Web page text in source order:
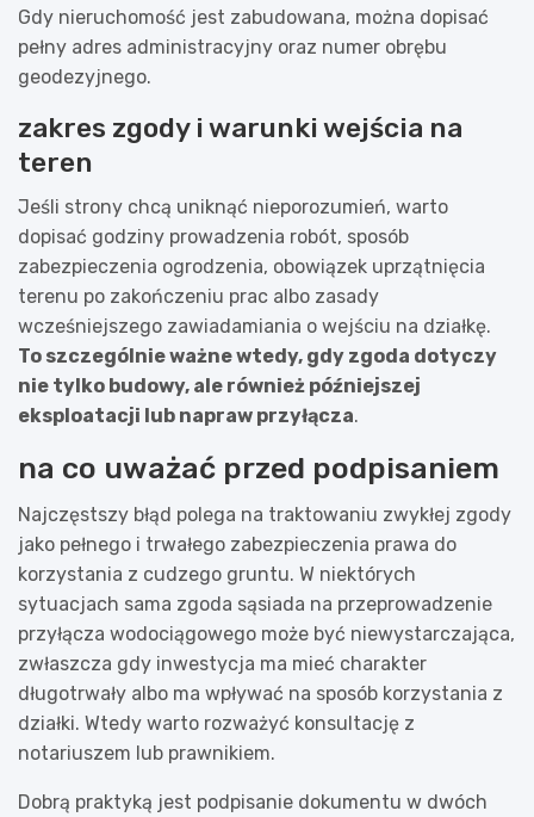
Gdy nieruchomość jest zabudowana, można dopisać
pełny adres administracyjny oraz numer obrębu
geodezyjnego.
zakres zgody i warunki wejścia na
teren
Jeśli strony chcą uniknąć nieporozumień, warto
dopisać godziny prowadzenia robót, sposób
zabezpieczenia ogrodzenia, obowiązek uprzątnięcia
terenu po zakończeniu prac albo zasady
wcześniejszego zawiadamiania o wejściu na działkę.
To szczególnie ważne wtedy, gdy zgoda dotyczy
nie tylko budowy, ale również późniejszej
eksploatacji lub napraw przyłącza.
na co uważać przed podpisaniem
Najczęstszy błąd polega na traktowaniu zwykłej zgody
jako pełnego i trwałego zabezpieczenia prawa do
korzystania z cudzego gruntu. W niektórych
sytuacjach sama zgoda sąsiada na przeprowadzenie
przyłącza wodociągowego może być niewystarczająca,
zwłaszcza gdy inwestycja ma mieć charakter
długotrwały albo ma wpływać na sposób korzystania z
działki. Wtedy warto rozważyć konsultację z
notariuszem lub prawnikiem.
Dobrą praktyką jest podpisanie dokumentu w dwóch